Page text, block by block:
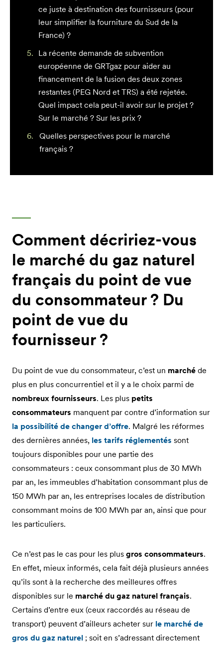
ce juste à destination des fournisseurs (pour
leur simplifier la fourniture du Sud de la
France) ?
La récente demande de subvention
européenne de GRTgaz pour aider au
financement de la fusion des deux zones
restantes (PEG Nord et TRS) a été rejetée.
Quel impact cela peut-il avoir sur le projet ?
Sur le marché ? Sur les prix ?
Quelles perspectives pour le marché
français ?
Comment décririez-vous
le marché du gaz naturel
français du point de vue
du consommateur ? Du
point de vue du
fournisseur ?
Du point de vue du consommateur, c’est un marché de
plus en plus concurrentiel et il y a le choix parmi de
nombreux fournisseurs. Les plus petits
consommateurs manquent par contre d’information sur
la possibilité de changer d’offre. Malgré les réformes
des dernières années, les tarifs réglementés sont
toujours disponibles pour une partie des
consommateurs : ceux consommant plus de 30 MWh
par an, les immeubles d’habitation consommant plus de
150 MWh par an, les entreprises locales de distribution
consommant moins de 100 MWh par an, ainsi que pour
les particuliers.
Ce n’est pas le cas pour les plus gros consommateurs.
En effet, mieux informés, cela fait déjà plusieurs années
qu’ils sont à la recherche des meilleures offres
disponibles sur le marché du gaz naturel français.
Certains d’entre eux (ceux raccordés au réseau de
transport) peuvent d’ailleurs acheter sur le marché de
gros du gaz naturel ; soit en s’adressant directement